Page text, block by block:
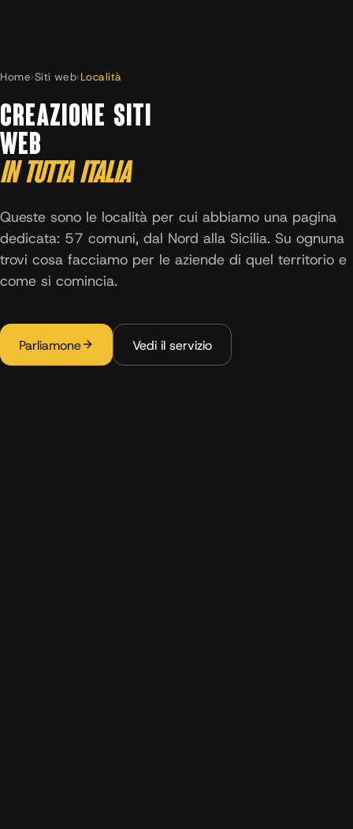
Home›Siti web›Località
CREAZIONE SITI
WEB
IN TUTTA ITALIA
Queste sono le località per cui abbiamo una pagina
dedicata: 57 comuni, dal Nord alla Sicilia. Su ognuna
trovi cosa facciamo per le aziende di quel territorio e
come si comincia.
Parliamone Vedi il servizio